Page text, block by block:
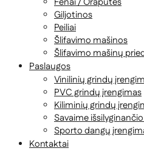
Giljotinos
Peiliai
Šlifavimo mašinos
Šlifavimo mašinų
Paslaugos
Vinilinių grindų
PVC grindų įrengimas
Kiliminių grindų
Savaime
Sporto dangų
Kontaktai